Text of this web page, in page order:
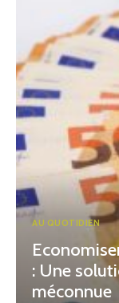
AU QUOTIDIEN
: Une
méconnue